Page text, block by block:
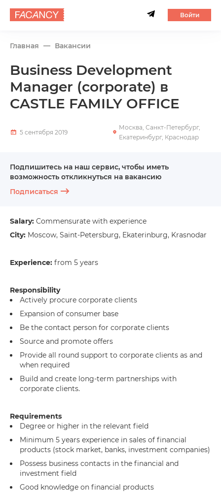
Войти
Главная Вакансии
Business Development
Manager (corporate) в
CASTLE FAMILY OFFICE
5 сентября 2019
Москва, Санкт-Петербург,
Екатеринбург, Краснодар
Подпишитесь на наш сервис, чтобы иметь
возможность откликнуться на вакансию
Подписаться
Salary: Commensurate with experience
City: Moscow, Saint-Petersburg, Ekaterinburg, Krasnodar
Experience: from 5 years
Responsibility
Аctively procure corporate clients
Expansion of consumer base
Be the contact person for corporate clients
Source and promote offers
Provide all round support to corporate clients as and
when required
Build and create long-term partnerships with
corporate clients.
Requirements
Degree or higher in the relevant field
Minimum 5 years experience in sales of financial
products (stock market, banks, investment companies)
Possess business contacts in the financial and
investment field
Good knowledge on financial products